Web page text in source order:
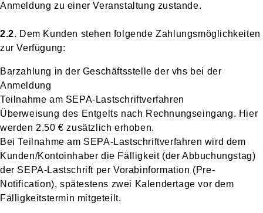
Anmeldung zu einer Veranstaltung zustande.
2.2. Dem Kunden stehen folgende Zahlungsmöglichkeiten
zur Verfügung:
Barzahlung in der Geschäftsstelle der vhs bei der
Anmeldung
Teilnahme am SEPA-Lastschriftverfahren
Überweisung des Entgelts nach Rechnungseingang. Hier
werden 2.50 € zusätzlich erhoben.
Bei Teilnahme am SEPA-Lastschriftverfahren wird dem
Kunden/Kontoinhaber die Fälligkeit (der Abbuchungstag)
der SEPA-Lastschrift per Vorabinformation (Pre-
Notification), spätestens zwei Kalendertage vor dem
Fälligkeitstermin mitgeteilt.